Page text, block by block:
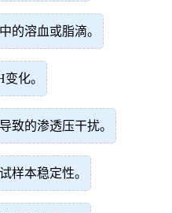
的溶血或脂滴。
化。
致的渗透压干扰。
样本稳定性。